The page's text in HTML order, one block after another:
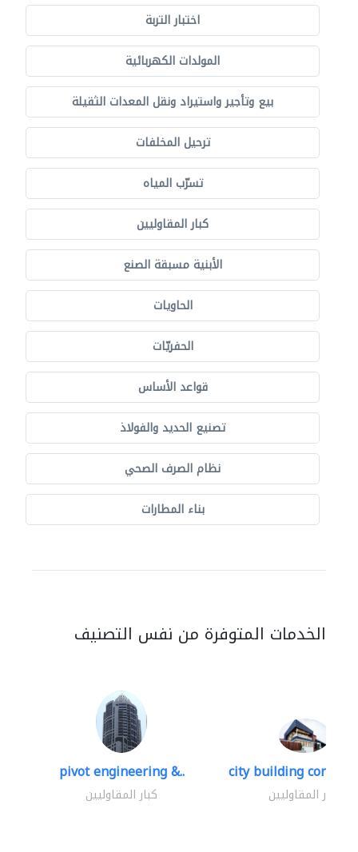
اختبار التربة
المولدات الكهربائية
بيع وتأجير واستيراد ونقل المعدات الثقيلة
ترحيل المخلفات
تسرّب المياه
كبار المقاوليين
الأبنية مسبقة الصنع
الحاويات
الحفريّات
قواعد الأساس
تصنيع الحديد والفولاذ
نظام الصرف الصحي
بناء المطارات
الخدمات المتوفرة من نفس التصنيف
pivot engineering &..
كبار المقاوليين
city building
كبار المقاوليين